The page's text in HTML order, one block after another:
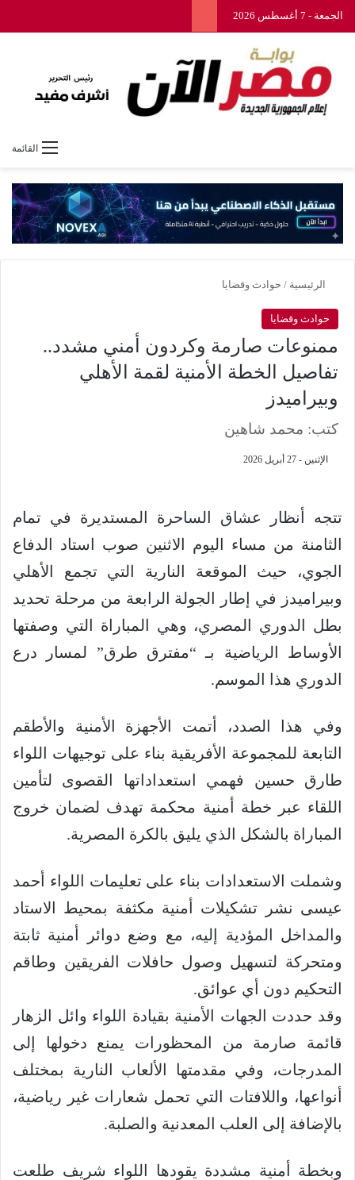
الجمعة - 7 أغسطس 2026
القائمة
الرئيسية / حوادث وقضايا
حوادث وقضايا
ممنوعات صارمة وكردون أمني مشدد..
تفاصيل الخطة الأمنية لقمة الأهلي
وبيراميدز
كتب: محمد شاهين
الإثنين - 27 أبريل 2026
تتجه أنظار عشاق الساحرة المستديرة في تمام
الثامنة من مساء اليوم الاثنين صوب استاد الدفاع
الجوي، حيث الموقعة النارية التي تجمع الأهلي
وبيراميدز في إطار الجولة الرابعة من مرحلة تحديد
بطل الدوري المصري، وهي المباراة التي وصفتها
الأوساط الرياضية بـ “مفترق طرق” لمسار درع
الدوري هذا الموسم.
وفي هذا الصدد، أتمت الأجهزة الأمنية والأطقم
التابعة للمجموعة الأفريقية بناء على توجيهات اللواء
طارق حسين فهمي استعداداتها القصوى لتأمين
اللقاء عبر خطة أمنية محكمة تهدف لضمان خروج
المباراة بالشكل الذي يليق بالكرة المصرية.
وشملت الاستعدادات بناء على تعليمات اللواء أحمد
عيسى نشر تشكيلات أمنية مكثفة بمحيط الاستاد
والمداخل المؤدية إليه، مع وضع دوائر أمنية ثابتة
ومتحركة لتسهيل وصول حافلات الفريقين وطاقم
التحكيم دون أي عوائق.
وقد حددت الجهات الأمنية بقيادة اللواء وائل الزهار
قائمة صارمة من المحظورات يمنع دخولها إلى
المدرجات، وفي مقدمتها الألعاب النارية بمختلف
أنواعها، واللافتات التي تحمل شعارات غير رياضية،
بالإضافة إلى العلب المعدنية والصلبة.
وبخطة أمنية مشددة يقودها اللواء شريف طلعت